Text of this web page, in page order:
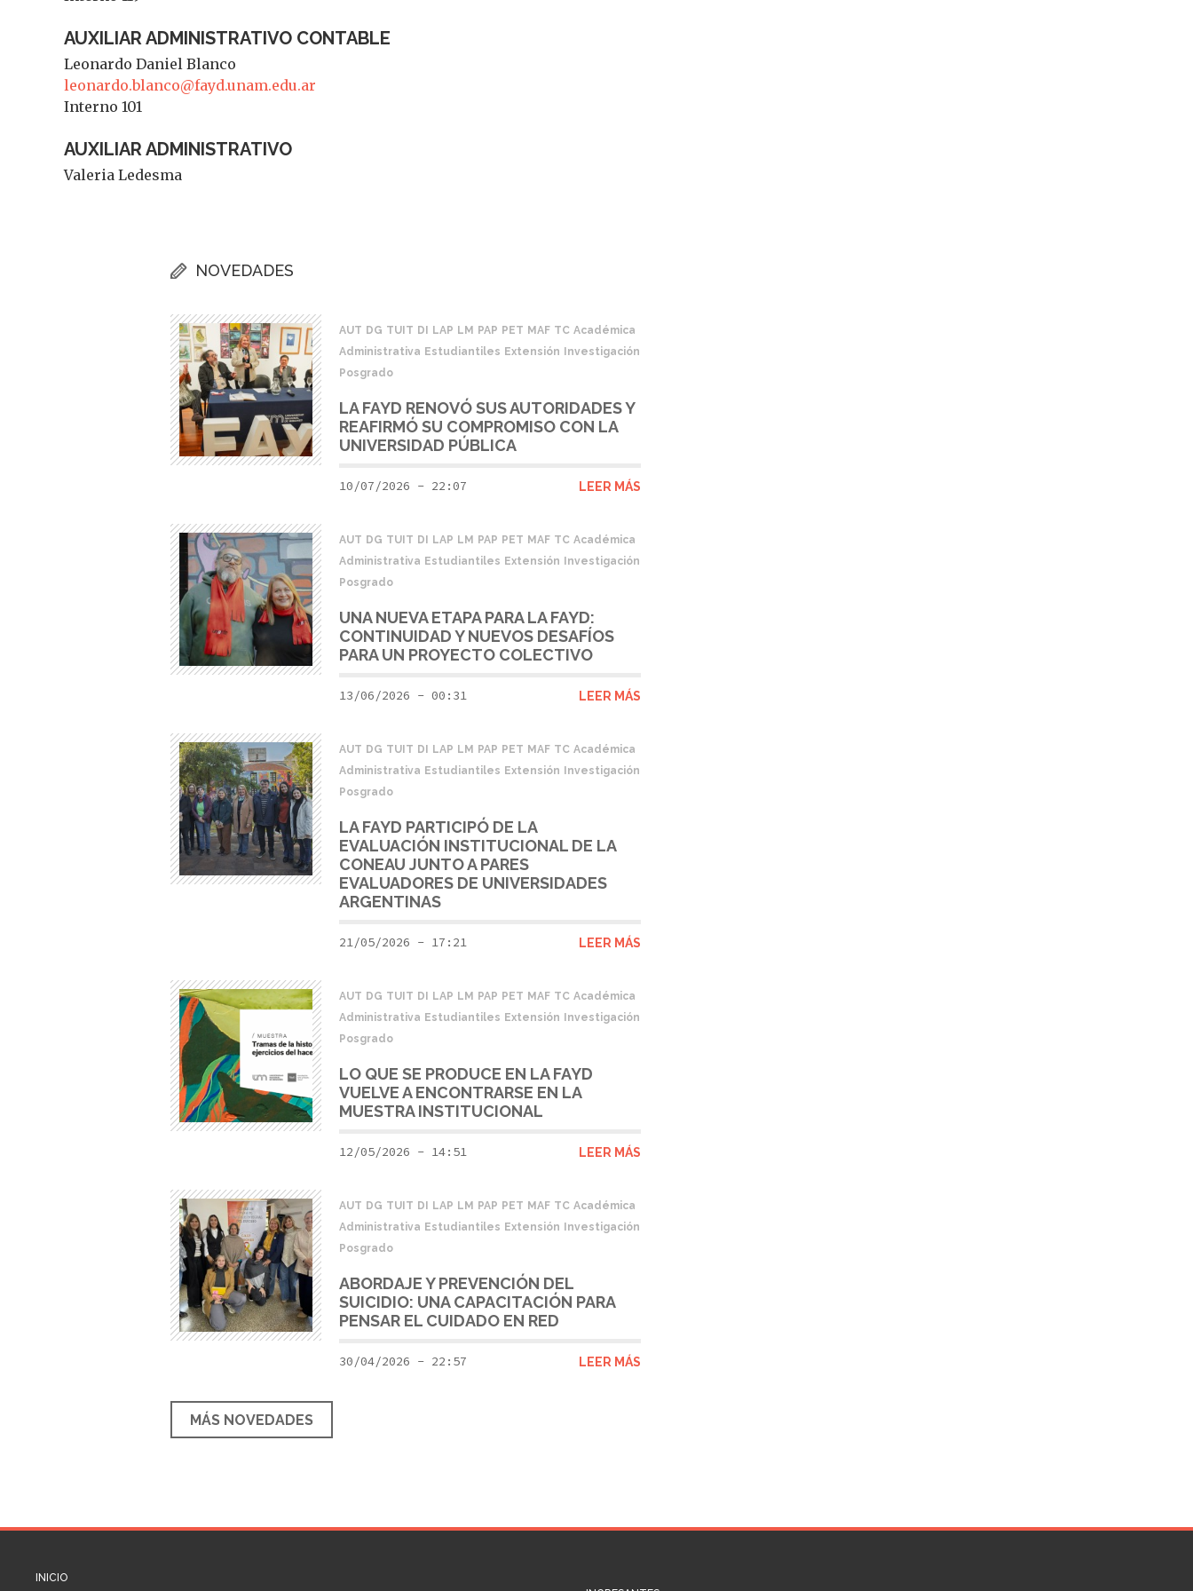
AUXILIAR ADMINISTRATIVO CONTABLE
Leonardo Daniel Blanco
leonardo.blanco@fayd.unam.edu.ar
Interno 101
AUXILIAR ADMINISTRATIVO
Valeria Ledesma
NOVEDADES
AUT DG TUIT DI LAP LM PAP PET MAF TC Académica
Administrativa Estudiantiles Extensión Investigación
Posgrado
LA FAYD RENOVÓ SUS AUTORIDADES Y
REAFIRMÓ SU COMPROMISO CON LA
UNIVERSIDAD PÚBLICA
10/07/2026 - 22:07 LEER MÁS
AUT DG TUIT DI LAP LM PAP PET MAF TC Académica
Administrativa Estudiantiles Extensión Investigación
Posgrado
UNA NUEVA ETAPA PARA LA FAYD:
CONTINUIDAD Y NUEVOS DESAFÍOS
PARA UN PROYECTO COLECTIVO
13/06/2026 - 00:31 LEER MÁS
AUT DG TUIT DI LAP LM PAP PET MAF TC Académica
Administrativa Estudiantiles Extensión Investigación
Posgrado
LA FAYD PARTICIPÓ DE LA
EVALUACIÓN INSTITUCIONAL DE LA
CONEAU JUNTO A PARES
EVALUADORES DE UNIVERSIDADES
ARGENTINAS
21/05/2026 - 17:21 LEER MÁS
AUT DG TUIT DI LAP LM PAP PET MAF TC Académica
Administrativa Estudiantiles Extensión Investigación
Posgrado
LO QUE SE PRODUCE EN LA FAYD
VUELVE A ENCONTRARSE EN LA
MUESTRA INSTITUCIONAL
12/05/2026 - 14:51 LEER MÁS
AUT DG TUIT DI LAP LM PAP PET MAF TC Académica
Administrativa Estudiantiles Extensión Investigación
Posgrado
ABORDAJE Y PREVENCIÓN DEL
SUICIDIO: UNA CAPACITACIÓN PARA
PENSAR EL CUIDADO EN RED
30/04/2026 - 22:57 LEER MÁS
MÁS NOVEDADES
INICIO